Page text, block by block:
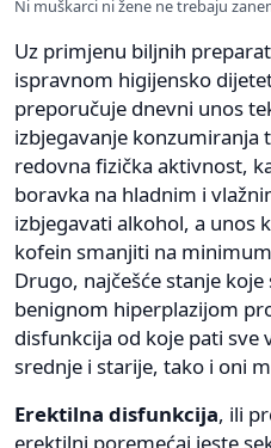
Ni muškarci ni žene ne trebaju
Uz primjenu biljnih
ispravnom higijensko
preporučuje dnevni unos
izbjegavanje konzumiranja
redovna fizička aktivnost,
boravka na hladnim i
izbjegavati alkohol, a unos
kofein smanjiti na
Drugo, najčešće stanje
benignom hiperplazijom
disfunkcija od koje pati sve
srednje i starije, tako i oni
Erektilna disfunkcija, ili